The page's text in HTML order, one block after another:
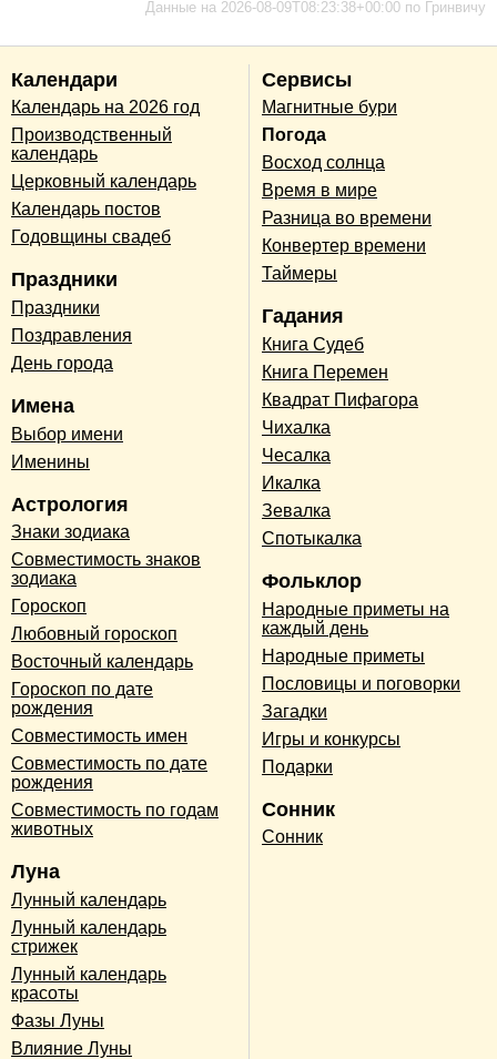
Данные на 2026-08-09T08:23:38+00:00 по Гринвичу
Календари
Календарь на 2026 год
Производственный
календарь
Церковный календарь
Календарь постов
Годовщины свадеб
Праздники
Праздники
Поздравления
День города
Имена
Выбор имени
Именины
Астрология
Знаки зодиака
Совместимость знаков
зодиака
Гороскоп
Любовный гороскоп
Восточный календарь
Гороскоп по дате
рождения
Совместимость имен
Совместимость по дате
рождения
Совместимость по годам
животных
Луна
Лунный календарь
Лунный календарь
стрижек
Лунный календарь
красоты
Фазы Луны
Влияние Луны
Сервисы
Магнитные бури
Погода
Восход солнца
Время в мире
Разница во времени
Конвертер времени
Таймеры
Гадания
Книга Судеб
Книга Перемен
Квадрат Пифагора
Чихалка
Чесалка
Икалка
Зевалка
Спотыкалка
Фольклор
Народные приметы на
каждый день
Народные приметы
Пословицы и поговорки
Загадки
Игры и конкурсы
Подарки
Сонник
Сонник